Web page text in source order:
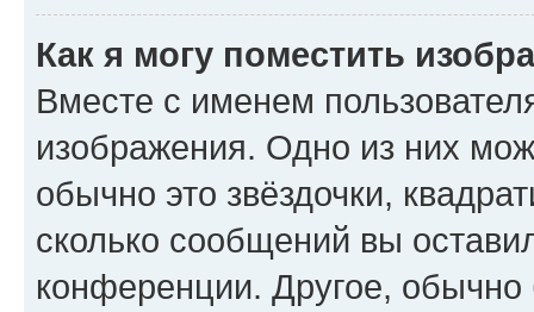
Как я могу поместить
Вместе с именем
изображения. Одно из них
обычно это звёздочки,
сколько сообщений вы
конференции. Другое,